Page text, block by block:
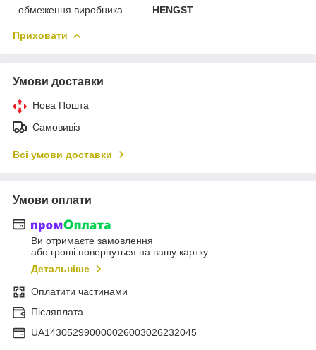
обмеження виробника HENGST
Приховати
Умови доставки
Нова Пошта
Самовивіз
Всі умови доставки
Умови оплати
Ви отримаєте замовлення
або гроші повернуться на вашу картку
Детальніше
Оплатити частинами
Післяплата
UA143052990000026003026232045